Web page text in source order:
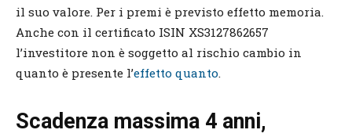
il suo valore. Per i premi è previsto effetto memoria.
Anche con il certificato ISIN XS3127862657
l’investitore non è soggetto al rischio cambio in
quanto è presente l’effetto quanto.
Scadenza massima 4 anni,